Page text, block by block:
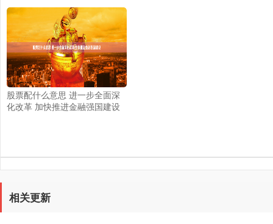
股票配什么意思 进一步全面深
化改革 加快推进金融强国建设
相关更新